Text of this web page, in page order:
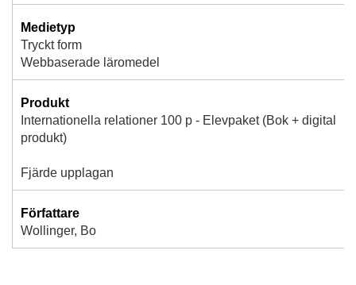
Medietyp
Tryckt form
Webbaserade läromedel
Produkt
Internationella relationer 100 p - Elevpaket (Bok + digital
produkt)
Fjärde upplagan
Författare
Wollinger, Bo